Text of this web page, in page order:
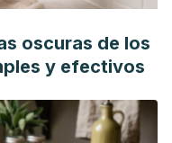
oscuras de los
y efectivos